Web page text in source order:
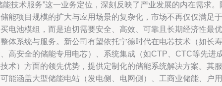
能技术服务”这一业务定位，深刻反映了产业发展的内在需求。
能项目规模的扩大与应用场景的复杂化，市场不再仅仅满足于
电池模组，而是迫切需要安全、高效、可靠且长期经济性最优
体系统与服务。新公司有望依托宁德时代在电芯技术（如长寿
高安全的储能专用电芯）、系统集成（如CTP、CTC等先进
术）方面的领先优势，提供定制化的储能系统解决方案。其服
能涵盖大型储能电站（发电侧、电网侧）、工商业储能、户用